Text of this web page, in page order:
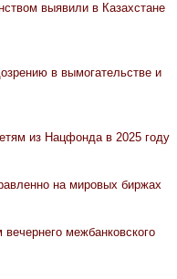
выявили в Казахстане
в вымогательстве и
из Нацфонда в 2025 году
на мировых биржах
межбанковского